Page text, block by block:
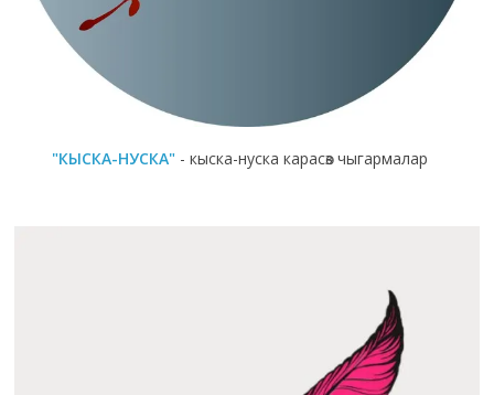
"КЫСКА-НУСКА" - кыска-нуска карасөз чыгармалар